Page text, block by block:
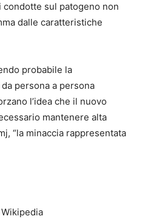
sul patogeno non
dalle caratteristiche
probabile la
persona a persona
l’idea che il nuovo
mantenere alta
“la minaccia rappresentata